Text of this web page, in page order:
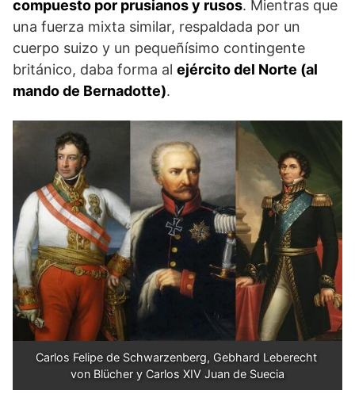
compuesto por prusianos y rusos. Mientras que
una fuerza mix­ta similar, respaldada por un
cuerpo suizo y un pe­queñísimo contingente
británico, daba forma al ejér­cito del Norte (al
mando de Bernadotte).
Carlos Felipe de Schwarzenberg, Gebhard Leberecht
von Blücher y Carlos XIV Juan de Suecia